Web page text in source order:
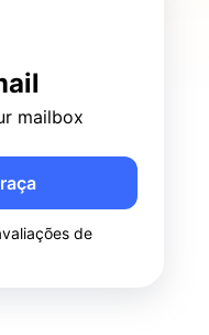
mailbox
de